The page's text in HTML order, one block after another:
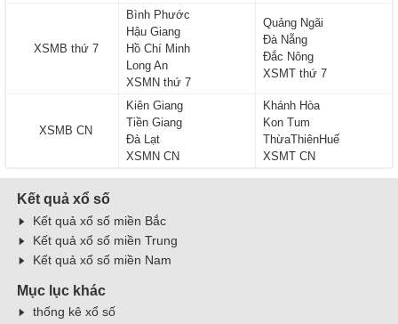
XSMB thứ 7
Bình Phước
Hậu Giang
Hồ Chí Minh
Long An
XSMN thứ 7
Quảng Ngãi
Đà Nẵng
Đắc Nông
XSMT thứ 7
XSMB CN
Kiên Giang
Tiền Giang
Đà Lạt
XSMN CN
Khánh Hòa
Kon Tum
ThừaThiênHuế
XSMT CN
Kết quả xổ số
Kết quả xổ số miền Bắc
Kết quả xổ số miền Trung
Kết quả xổ số miền Nam
Mục lục khác
thống kê xổ số